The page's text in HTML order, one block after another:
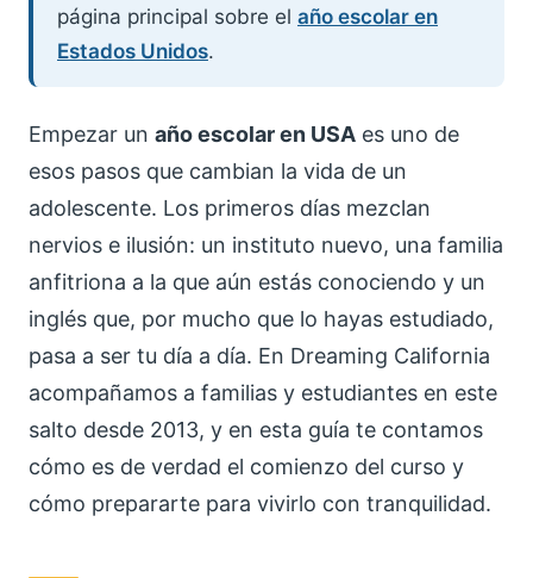
página principal sobre el año escolar en
Estados Unidos.
Empezar un año escolar en USA es uno de
esos pasos que cambian la vida de un
adolescente. Los primeros días mezclan
nervios e ilusión: un instituto nuevo, una familia
anfitriona a la que aún estás conociendo y un
inglés que, por mucho que lo hayas estudiado,
pasa a ser tu día a día. En Dreaming California
acompañamos a familias y estudiantes en este
salto desde 2013, y en esta guía te contamos
cómo es de verdad el comienzo del curso y
cómo prepararte para vivirlo con tranquilidad.